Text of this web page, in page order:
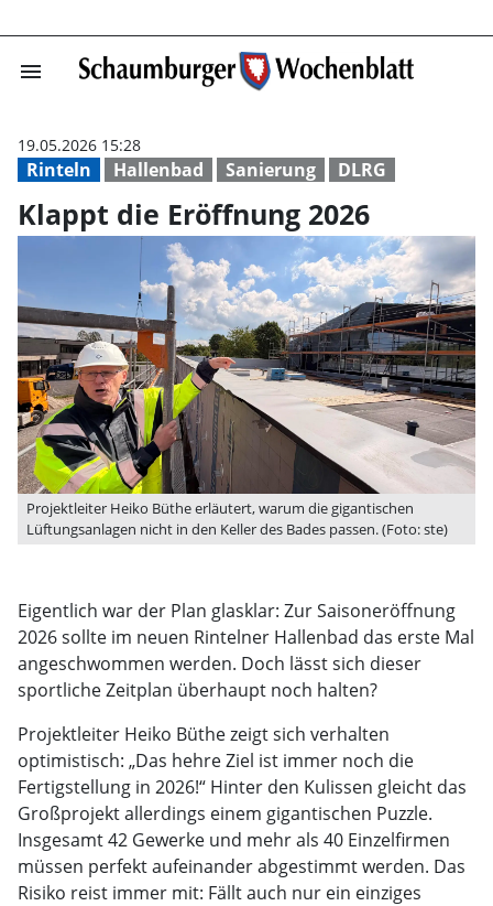
menu Klappt die
Rinteln Hallenbad Sanierung DLRG
19.05.2026 15:28
Klappt die Eröffnung 2026
Projektleiter Heiko Büthe erläutert, warum die gigantischen
Lüftungsanlagen nicht in den Keller des Bades passen. (Foto: ste)
Eigentlich war der Plan glasklar: Zur Saisoneröffnung
2026 sollte im neuen Rintelner Hallenbad das erste Mal
angeschwommen werden. Doch lässt sich dieser
sportliche Zeitplan überhaupt noch halten?
Projektleiter Heiko Büthe zeigt sich verhalten
optimistisch: „Das hehre Ziel ist immer noch die
Fertigstellung in 2026!“ Hinter den Kulissen gleicht das
Großprojekt allerdings einem gigantischen Puzzle.
Insgesamt 42 Gewerke und mehr als 40 Einzelfirmen
müssen perfekt aufeinander abgestimmt werden. Das
Risiko reist immer mit: Fällt auch nur ein einziges